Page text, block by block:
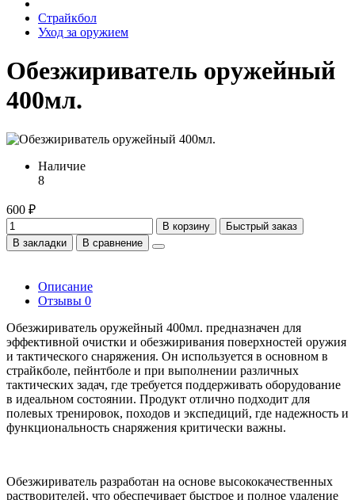
Страйкбол
Уход за оружием
Обезжириватель оружейный
400мл.
Наличие
8
600 ₽
В корзину
Быстрый заказ
В закладки
В сравнение
Описание
Отзывы 0
Обезжириватель оружейный 400мл. предназначен для
эффективной очистки и обезжиривания поверхностей оружия
и тактического снаряжения. Он используется в основном в
страйкболе, пейнтболе и при выполнении различных
тактических задач, где требуется поддерживать оборудование
в идеальном состоянии. Продукт отлично подходит для
полевых тренировок, походов и экспедиций, где надежность и
функциональность снаряжения критически важны.
Обезжириватель разработан на основе высококачественных
растворителей, что обеспечивает быстрое и полное удаление